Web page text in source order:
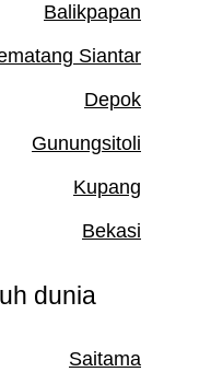
Balikpapan
Siantar
Depok
Gunungsitoli
Kupang
Bekasi
dunia
Saitama